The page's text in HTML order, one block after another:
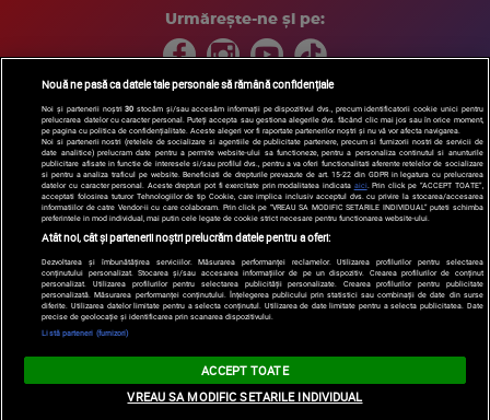
Urmărește-ne și pe:
Copyright © 2026 / DIGI ROMANIA S.A.
Arhiva
Comunicate de presă Politica de confidentialitate
Termeni
si conditii
Gestionați preferințele| Contact/Info Codul etic
Nouă ne pasă ca datele tale personale să rămână confidențiale
Noi și partenerii noștri30 stocăm și/sau accesăm informații pe dispozitivul dvs., precum identificatorii cookie unici pentru
prelucrarea datelor cu caracter personal. Puteți accepta sau gestiona alegerile dvs. făcând clic mai jos sau în orice moment,
pe pagina cu politica de confidențialitate. Aceste alegeri vor fi raportate partenerilor noștri și nu vă vor afecta navigarea.
Noi si partenerii nostri (retelele de socializare si agentiile de publicitate partenere, precum si furnizorii nostri de servicii de
date analitice) prelucram date pentru a permite website-ului sa functioneze, pentru a personaliza continutul si anunturile
publicitare afisate in functie de interesele si/sau profilul dvs., pentru a va oferi functionalitati aferente retelelor de socializare
si pentru a analiza traficul pe website. Beneficiati de drepturile prevazute de art. 15-22 din GDPR in legatura cu prelucrarea
datelor cu caracter personal. Aceste drepturi pot fi exercitate prin modalitatea indicata aici. Prin click pe “ACCEPT TOATE”,
acceptati folosirea tuturor Tehnologiilor de tip Cookie, care implica inclusiv acceptul dvs. cu privire la stocarea/accesarea
informatiilor de catre Vendor-ii cu care colaboram. Prin click pe “VREAU SA MODIFIC SETARILE INDIVIDUAL” puteti schimba
preferintele in mod individual, mai putin cele legate de cookie strict necesare pentru functionarea website-ului.
Atât noi, cât și partenerii noștri prelucrăm datele pentru a oferi:
Dezvoltarea și îmbunătățirea serviciilor. Măsurarea performanței reclamelor. Utilizarea profilurilor pentru selectarea
conținutului personalizat. Stocarea și/sau accesarea informațiilor de pe un dispozitiv. Crearea profilurilor de conținut
personalizat. Utilizarea profilurilor pentru selectarea publicității personalizate. Crearea profilurilor pentru publicitate
personalizată. Măsurarea performanței conținutului. Înțelegerea publicului prin statistici sau combinații de date din surse
diferite. Utilizarea datelor limitate pentru a selecta conținutul. Utilizarea de date limitate pentru a selecta publicitatea. Date
precise de geolocație și identificarea prin scanarea dispozitivului.
Listă parteneri (furnizori)
ACCEPT TOATE
VREAU SA MODIFIC SETARILE INDIVIDUAL